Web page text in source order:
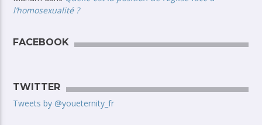
l’homosexualité ?
FACEBOOK
TWITTER
Tweets by @youeternity_fr